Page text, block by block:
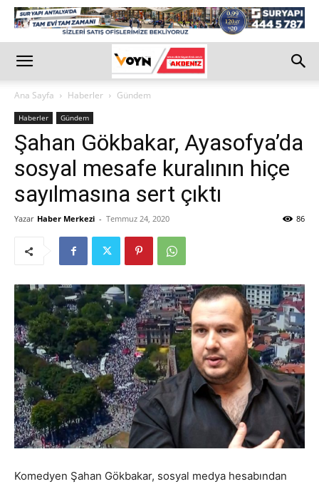
Ana Sayfa Haberler Gündem
Haberler Gündem
Şahan Gökbakar, Ayasofya’da
sosyal mesafe kuralının hiçe
sayılmasına sert çıktı
Yazar Haber Merkezi - Temmuz 24, 2020 86
Komedyen Şahan Gökbakar, sosyal medya hesabından